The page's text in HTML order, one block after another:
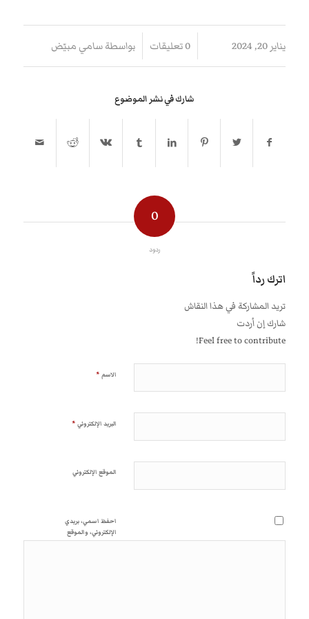
يناير 20, 2024 / 0 تعليقات
/ بواسطةسامي مبيّض
شارك في نشر الموضوع
0
ردود
اترك رداً
تريد المشاركة في هذا النقاش
شارك إن أردت
Feel free to contribute!
الاسم *
البريد الإلكتروني *
الموقع الإلكتروني
احفظ اسمي، بريدي
الإلكتروني، والموقع
الإلكتروني في هذا المتصفح